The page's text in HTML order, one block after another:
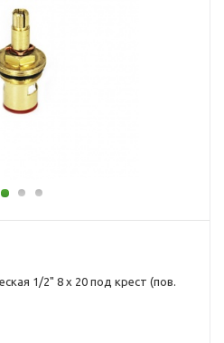
1/2" 8 х 20 под крест (пов.